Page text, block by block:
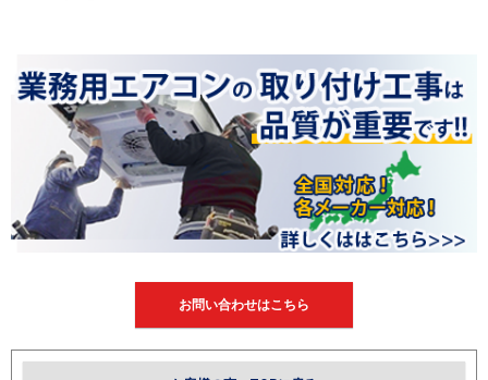
お問い合わせはこちら